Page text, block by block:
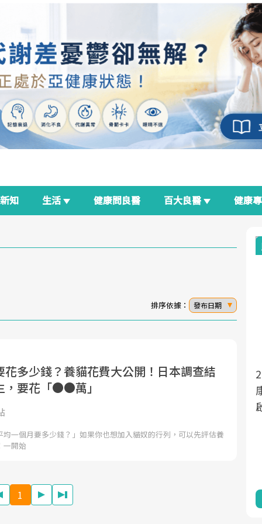
新知 生活 健康問良醫 百大良醫 健康
排序依據： 發布日期
花多少錢？養貓花費大公開！日本調查結
，要花「●●萬」
均一個月要多少錢？」如果你也想加入貓奴的行列，可以先評估養
一開始
1
面對超高齡社會的浪潮，台灣正在快速邁
向「健康照護」的新時代。隨著國家政策
心議題。然而，健檢不只是醫療院所的服
良醫生活祭
2025年，就到良醫生活祭體驗「一站式健
康新生活」，從講座、體驗到運動，全面